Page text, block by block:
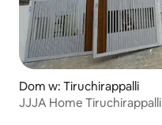
Dom w: Tiruchirappalli
JJJA Home Tiruchirappalli